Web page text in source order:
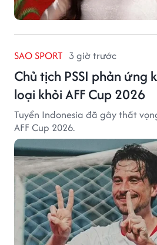
SAO SPORT 3 giờ trước
Chủ tịch PSSI phản ứng
loại khỏi AFF Cup 2026
Tuyển Indonesia đã gây thất
AFF Cup 2026.